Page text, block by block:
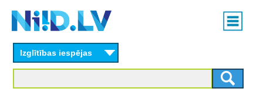
content
Main
menu
Izglītības iespējas